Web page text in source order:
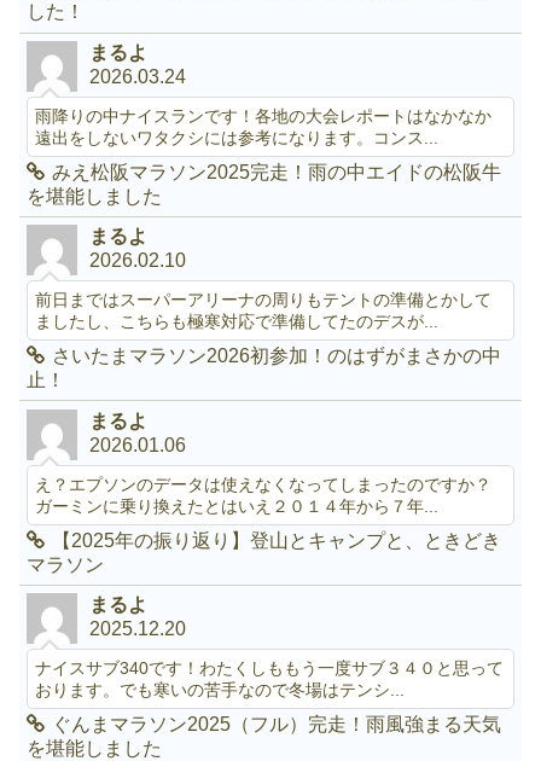
した！
まるよ
2026.03.24
雨降りの中ナイスランです！各地の大会レポートはなかなか
遠出をしないワタクシには参考になります。コンス...
みえ松阪マラソン2025完走！雨の中エイドの松阪牛
を堪能しました
まるよ
2026.02.10
前日まではスーパーアリーナの周りもテントの準備とかして
ましたし、こちらも極寒対応で準備してたのデスが...
さいたまマラソン2026初参加！のはずがまさかの中
止！
まるよ
2026.01.06
え？エプソンのデータは使えなくなってしまったのですか？
ガーミンに乗り換えたとはいえ２０１４年から７年...
【2025年の振り返り】登山とキャンプと、ときどき
マラソン
まるよ
2025.12.20
ナイスサブ340です！わたくしももう一度サブ３４０と思って
おります。でも寒いの苦手なので冬場はテンシ...
ぐんまマラソン2025（フル）完走！雨風強まる天気
を堪能しました